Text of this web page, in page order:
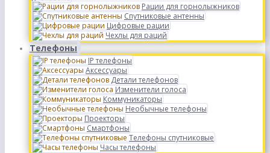
Рации для горнолыжников
Спутниковые антенны
Цифровые рации
Чехлы для раций
Телефоны
IP телефоны
Аксессуары
Детали телефонов
Изменители голоса
Коммуникаторы
Необычные телефоны
Проекторы
Смартфоны
Телефоны спутниковые
Часы телефоны